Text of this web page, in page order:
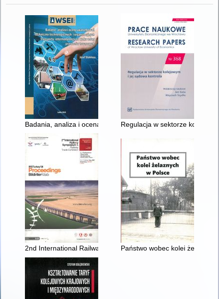
Badania, analiza i ocena uwarunkowań techniczno-
Regulacja w sektorze
2nd International Railway Symposium & Railway Trade
Państwo wobec kolei